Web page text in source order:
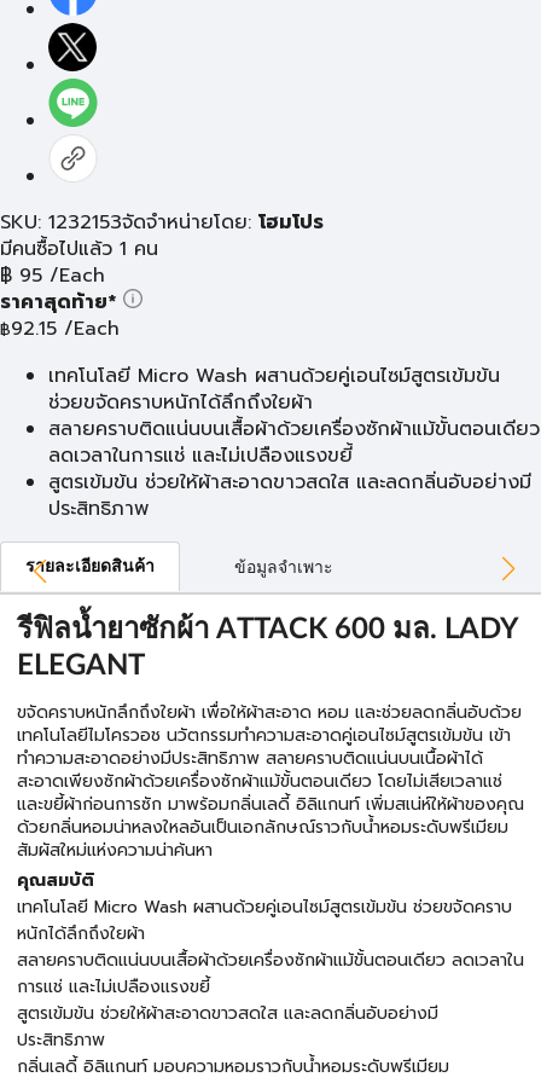
SKU: 1232153จัดจำหน่ายโดย: โฮมโปร
มีคนซื้อไปแล้ว 1 คน
฿ 95 /Each
ราคาสุดท้าย*
฿92.15 /Each
เทคโนโลยี Micro Wash ผสานด้วยคู่เอนไซม์สูตรเข้มข้น
ช่วยขจัดคราบหนักได้ลึกถึงใยผ้า
สลายคราบติดแน่นบนเสื้อผ้าด้วยเครื่องซักผ้าแม้ขั้นตอนเดียว
ลดเวลาในการแช่ และไม่เปลืองแรงขยี้
สูตรเข้มข้น ช่วยให้ผ้าสะอาดขาวสดใส และลดกลิ่นอับอย่างมี
ประสิทธิภาพ
รายละเอียดสินค้า ข้อมูลจำเพาะ
รีฟิลน้ำยาซักผ้า ATTACK 600 มล. LADY
ELEGANT
ขจัดคราบหนักลึกถึงใยผ้า เพื่อให้ผ้าสะอาด หอม และช่วยลดกลิ่นอับด้วย
เทคโนโลยีไมโครวอช นวัตกรรมทำความสะอาดคู่เอนไซม์สูตรเข้มข้น เข้า
ทำความสะอาดอย่างมีประสิทธิภาพ สลายคราบติดแน่นบนเนื้อผ้าได้
สะอาดเพียงซักผ้าด้วยเครื่องซักผ้าแม้ขั้นตอนเดียว โดยไม่เสียเวลาแช่
และขยี้ผ้าก่อนการซัก มาพร้อมกลิ่นเลดี้ อิลิแกนท์ เพิ่มสเน่ห์ให้ผ้าของคุณ
ด้วยกลิ่นหอมน่าหลงใหลอันเป็นเอกลักษณ์ราวกับน้ำหอมระดับพรีเมียม
สัมผัสใหม่แห่งความน่าค้นหา
คุณสมบัติ
เทคโนโลยี Micro Wash ผสานด้วยคู่เอนไซม์สูตรเข้มข้น ช่วยขจัดคราบ
หนักได้ลึกถึงใยผ้า
สลายคราบติดแน่นบนเสื้อผ้าด้วยเครื่องซักผ้าแม้ขั้นตอนเดียว ลดเวลาใน
การแช่ และไม่เปลืองแรงขยี้
สูตรเข้มข้น ช่วยให้ผ้าสะอาดขาวสดใส และลดกลิ่นอับอย่างมี
ประสิทธิภาพ
กลิ่นเลดี้ อิลิแกนท์ มอบความหอมราวกับน้ำหอมระดับพรีเมียม